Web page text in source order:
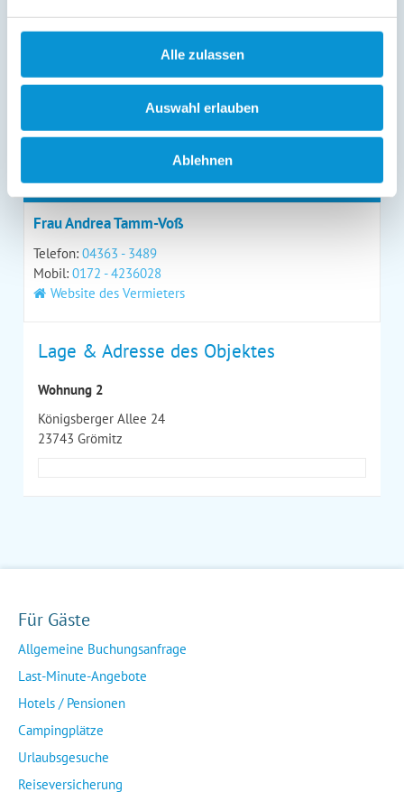
Alle zulassen
Auswahl erlauben
Ablehnen
*= Pflichtfeld
Kontaktdaten
Ihr Ansprechpartner
Frau Andrea Tamm-Voß
Telefon: 04363 - 3489
Mobil: 0172 - 4236028
Website des Vermieters
Lage & Adresse des Objektes
Wohnung 2
Königsberger Allee 24
23743 Grömitz
Für Gäste
Allgemeine Buchungsanfrage
Last-Minute-Angebote
Hotels / Pensionen
Campingplätze
Urlaubsgesuche
Reiseversicherung